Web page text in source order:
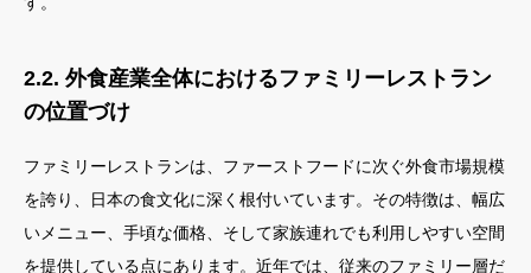
2.2. 外食産業全体におけるファミリーレストラン
の位置づけ
ファミリーレストランは、ファーストフードに次ぐ外食市場規模
を誇り、日本の食文化に深く根付いています。その特徴は、幅広
いメニュー、手頃な価格、そして家族連れでも利用しやすい空間
を提供している点にあります。近年では、従来のファミリー層だ